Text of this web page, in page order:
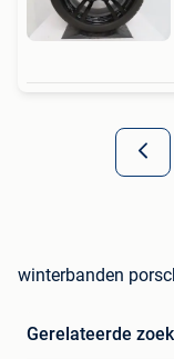
winterbanden
Gerelateerde